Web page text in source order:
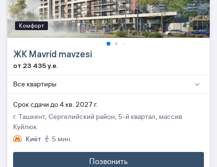
Комфорт
ЖК Mavrid mavzesi
от 23 435 y.e.
Все квартиры
Cрок сдачи до 4 кв. 2027 г.
г. Ташкент, Сергелийский район, 5-й квартал, массив
Куйлюк
Киёт
5 мин.
Позвонить